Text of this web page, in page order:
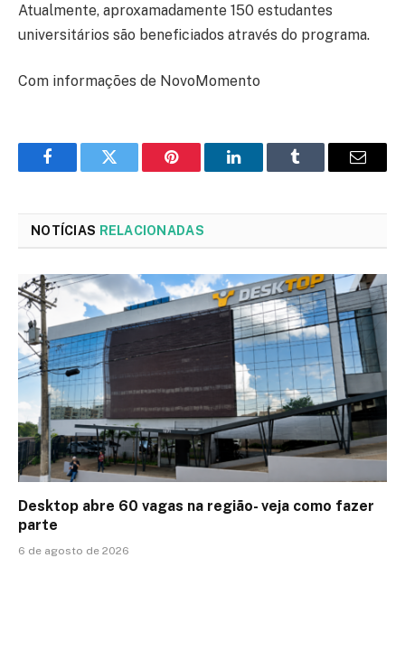
Atualmente, aproxamadamente 150 estudantes
universitários são beneficiados através do programa.
Com informações de NovoMomento
FacebookTwitter Pinterest LinkedInTumblr Email
NOTÍCIAS RELACIONADAS
Desktop abre 60 vagas na região- veja como fazer
parte
6 de agosto de 2026